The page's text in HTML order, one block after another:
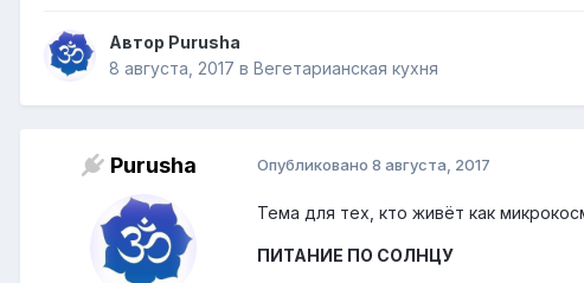
Автор Purusha
8 августа, 2017 в Вегетарианская кухня
Purusha Опубликовано 8 августа, 2017
Тема для тех, кто живёт как
ПИТАНИЕ ПО СОЛНЦУ